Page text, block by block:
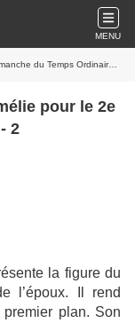
MENU
du Temps Ordinaire A - 2
pour le 2e
2
la figure du
l’époux. Il rend
plan. Son